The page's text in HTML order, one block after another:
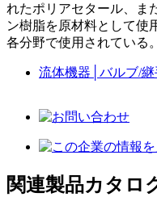
れたポリアセタール、ま
ン樹脂を原材料として使
各分野で使用されている。
流体機器 バルブ/継
関連製品カタロ